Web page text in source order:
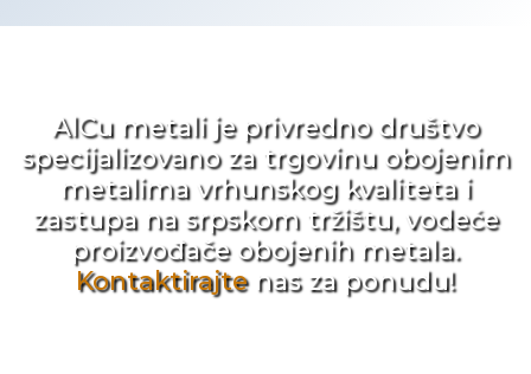
AlCu metali je privredno društvo
specijalizovano za trgovinu obojenim
metalima vrhunskog kvaliteta i
zastupa na srpskom tržištu, vodeće
proizvođače obojenih metala.
Kontaktirajtenas za ponudu!